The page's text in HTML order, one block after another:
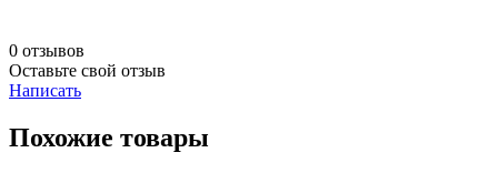
0 отзывов
Оставьте свой отзыв
Написать
Похожие товары